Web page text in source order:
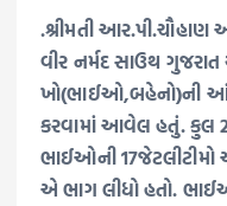
.શ્રીમતી આર.પી.ચૌહાણ
વીર નર્મદ સાઉથ ગુજરાત
ખો(ભાઈઓ,બહેનો)ની
કરવામાં આવેલ હતું. કુલ
ભાઈઓની 17જેટલીટીમો
એ ભાગ લીધો હતો.